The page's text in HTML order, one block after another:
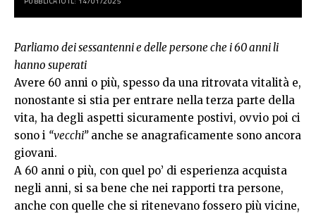
Parliamo dei sessantenni e delle persone che i 60 anni li
hanno superati
Avere 60 anni o più, spesso da una ritrovata vitalità e,
nonostante si stia per entrare nella terza parte della
vita, ha degli aspetti sicuramente postivi, ovvio poi ci
sono i “vecchi”anche se anagraficamente sono ancora
giovani.
A 60 anni o più, con quel po’ di esperienza acquista
negli anni, si sa bene che nei rapporti tra persone,
anche con quelle che si ritenevano fossero più vicine,